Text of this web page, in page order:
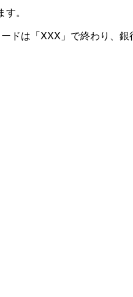
。
ドは「XXX」で終わり、銀